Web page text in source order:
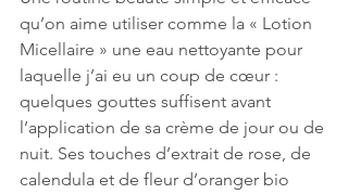
qu’on aime utiliser comme la « Lotion
Micellaire » une eau nettoyante pour
laquelle j’ai eu un coup de cœur :
quelques gouttes suffisent avant
l’application de sa crème de jour ou de
nuit. Ses touches d’extrait de rose, de
calendula et de fleur d’oranger bio